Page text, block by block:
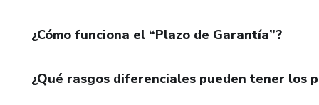
¿Cómo funciona el “Plazo de Garantía”?
¿Qué rasgos diferenciales pueden tener los